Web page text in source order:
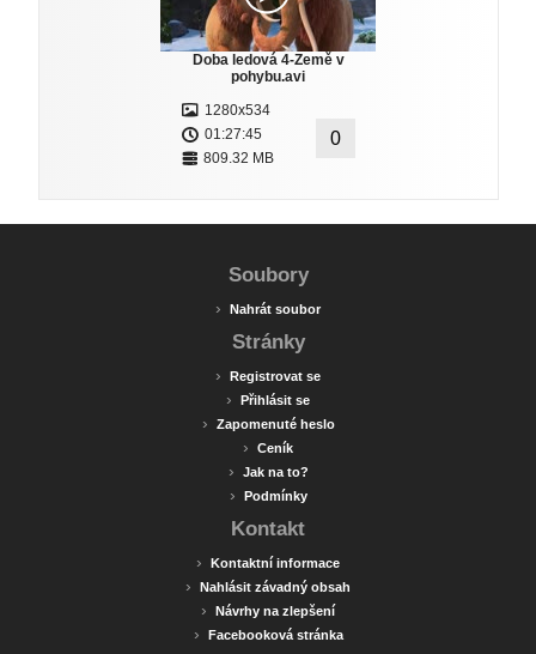
Doba ledová 4-Země v
pohybu.avi
1280x534
01:27:45
809.32 MB
0
Soubory
› Nahrát soubor
Stránky
› Registrovat se
› Přihlásit se
› Zapomenuté heslo
› Ceník
› Jak na to?
› Podmínky
Kontakt
› Kontaktní informace
› Nahlásit závadný obsah
› Návrhy na zlepšení
› Facebooková stránka